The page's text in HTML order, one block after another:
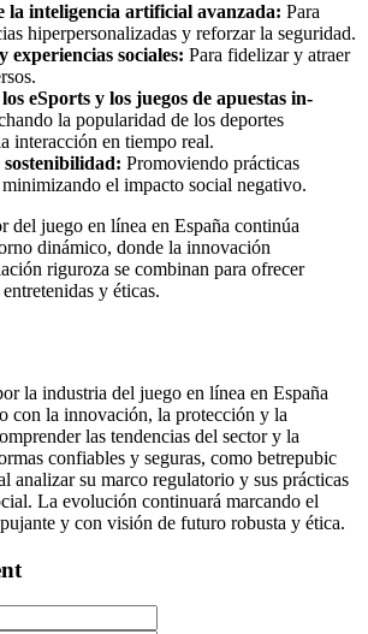
la inteligencia artificial avanzada: Para
hiperpersonalizadas y reforzar la seguridad.
experiencias sociales: Para fidelizar y atraer
eSports y los juegos de apuestas in-
la popularidad de los deportes
interacción en tiempo real.
Promoviendo prácticas
minimizando el impacto social negativo.
del juego en línea en España continúa
dinámico, donde la innovación
riguroza se combinan para ofrecer
y éticas.
la industria del juego en línea en España
con la innovación, la protección y la
las tendencias del sector y la
confiables y seguras, como betrepubic
analizar su marco regulatorio y sus prácticas
La evolución continuará marcando el
y con visión de futuro robusta y ética.